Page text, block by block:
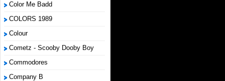
Color Me Badd
COLORS 1989
Colour
Cometz - Scooby Dooby Boy
Commodores
Company B